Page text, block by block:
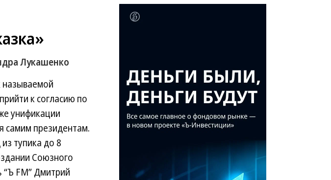
Лукашенко
называемой
к согласию по
унификации
самим президентам.
тупика до 8
Союзного
“Ъ FM” Дмитрий